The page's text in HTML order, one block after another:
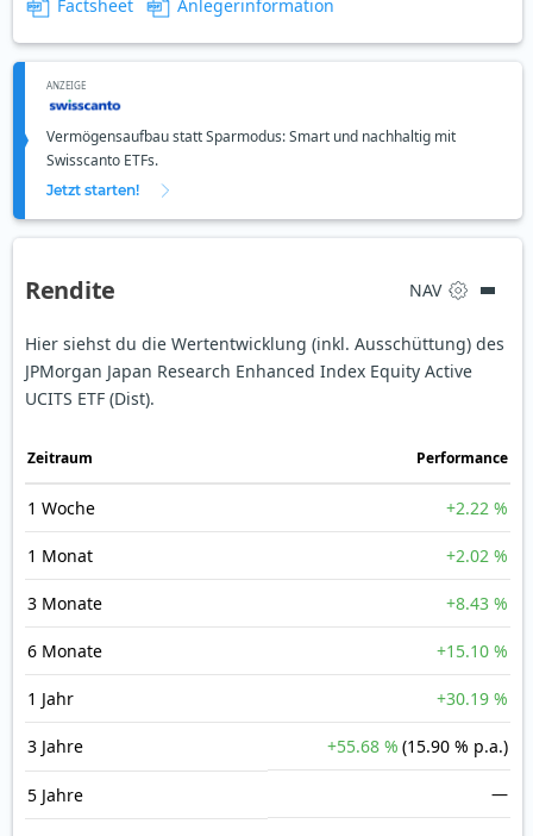
Factsheet
Anlegerinformation
ANZEIGE
Vermögensaufbau statt Sparmodus: Smart und nachhaltig mit
Swisscanto ETFs.
Jetzt starten!
Rendite NAV
Hier siehst du die Wertentwicklung (inkl. Ausschüttung) des
JPMorgan Japan Research Enhanced Index Equity Active
UCITS ETF (Dist).
Zeit­raum Perfor­mance
1 Woche +2.22 %
1 Monat +2.02 %
3 Monate +8.43 %
6 Monate +15.10 %
1 Jahr +30.19 %
3 Jahre +55.68 % (15.90 % p.a.)
5 Jahre —